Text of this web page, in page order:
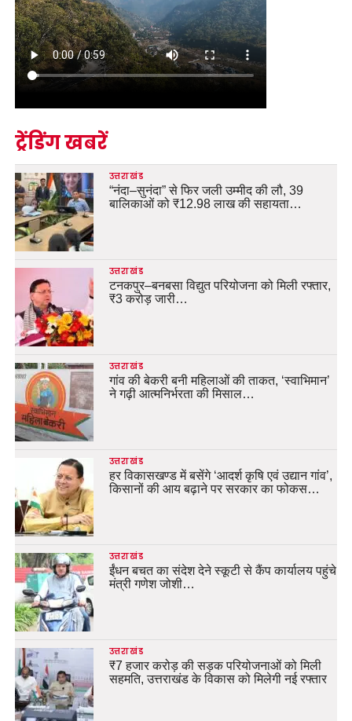
ट्रेंडिंग खबरें
उत्तराखंड
“नंदा–सुनंदा” से फिर जली उम्मीद की लौ, 39
बालिकाओं को ₹12.98 लाख की सहायता…
उत्तराखंड
टनकपुर–बनबसा विद्युत परियोजना को मिली रफ्तार,
₹3 करोड़ जारी…
उत्तराखंड
गांव की बेकरी बनी महिलाओं की ताकत, ‘स्वाभिमान’
ने गढ़ी आत्मनिर्भरता की मिसाल…
उत्तराखंड
हर विकासखण्ड में बसेंगे ‘आदर्श कृषि एवं उद्यान गांव’,
किसानों की आय बढ़ाने पर सरकार का फोकस…
उत्तराखंड
ईंधन बचत का संदेश देने स्कूटी से कैंप कार्यालय पहुंचे
मंत्री गणेश जोशी…
उत्तराखंड
₹7 हजार करोड़ की सड़क परियोजनाओं को मिली
सहमति, उत्तराखंड के विकास को मिलेगी नई रफ्तार